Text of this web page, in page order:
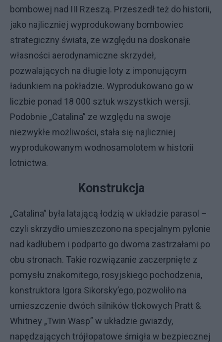
bombowej nad III Rzeszą. Przeszedł też do historii,
jako najliczniej wyprodukowany bombowiec
strategiczny świata, ze względu na doskonałe
własności aerodynamiczne skrzydeł,
pozwalających na długie loty z imponującym
ładunkiem na pokładzie. Wyprodukowano go w
liczbie ponad 18 000 sztuk wszystkich wersji.
Podobnie „Catalina” ze względu na swoje
niezwykłe możliwości, stała się najliczniej
wyprodukowanym wodnosamolotem w historii
lotnictwa.
Konstrukcja
„Catalina” była latającą łodzią w układzie parasol –
czyli skrzydło umieszczono na specjalnym pylonie
nad kadłubem i podparto go dwoma zastrzałami po
obu stronach. Takie rozwiązanie zaczerpnięte z
pomysłu znakomitego, rosyjskiego pochodzenia,
konstruktora Igora Sikorsky’ego, pozwoliło na
umieszczenie dwóch silników tłokowych Pratt &
Whitney „Twin Wasp” w układzie gwiazdy,
napędzających trójłopatowe śmigła w bezpiecznej